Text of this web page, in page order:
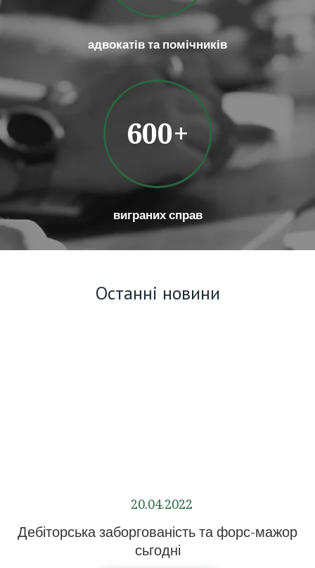
адвокатів та помічників
600+
виграних справ
Останні новини
20.04.2022
Дебіторська заборгованість та форс-мажор
сьгодні